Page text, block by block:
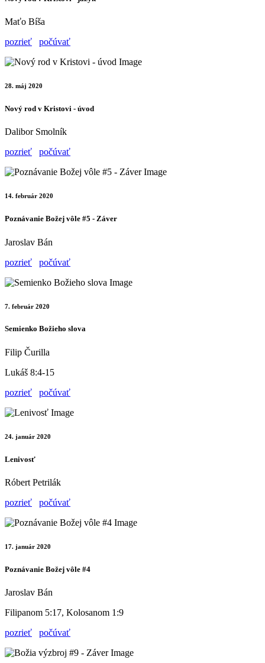
Maťo Bíša
pozrieť
počúvať
28. máj 2020
Nový rod v Kristovi - úvod
Dalibor Smolník
pozrieť
počúvať
14. február 2020
Poznávanie Božej vôle #5 - Záver
Jaroslav Bán
pozrieť
počúvať
7. február 2020
Semienko Božieho slova
Filip Čurilla
Lukáš 8:4-15
pozrieť
počúvať
24. január 2020
Lenivosť
Róbert Petrilák
pozrieť
počúvať
17. január 2020
Poznávanie Božej vôle #4
Jaroslav Bán
Filipanom 5:17, Kolosanom 1:9
pozrieť
počúvať